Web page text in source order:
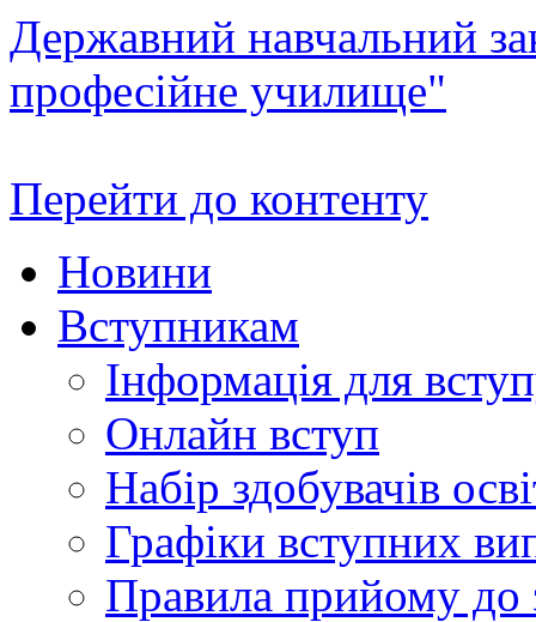
Державний навчальний
професійне училище"
Перейти до контенту
Новини
Вступникам
Інформація для
Онлайн вступ
Набір здобувачів
Графіки вступних
Правила прийому до